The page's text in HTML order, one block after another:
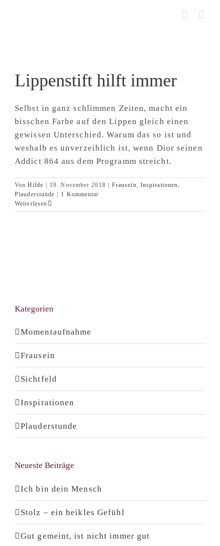
Lippenstift hilft immer
Selbst in ganz schlimmen Zeiten, macht ein
bisschen Farbe auf den Lippen gleich einen
gewissen Unterschied. Warum das so ist und
weshalb es unverzeihlich ist, wenn Dior seinen
Addict 864 aus dem Programm streicht.
VonHilde 19. November 2018 Frausein, Inspirationen,
Plauderstunde
1 Kommentar
Weiterlesen
Kategorien
Momentaufnahme
Frausein
Sichtfeld
Inspirationen
Plauderstunde
Neueste Beiträge
Ich bin dein Mensch
Stolz – ein heikles Gefühl
Gut gemeint, ist nicht immer gut